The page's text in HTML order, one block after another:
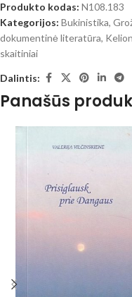
Produkto kodas: N108.183
Kategorijos: Bukinistika,
dokumentinė literatūra,
skaitiniai
Dalintis:
Panašūs